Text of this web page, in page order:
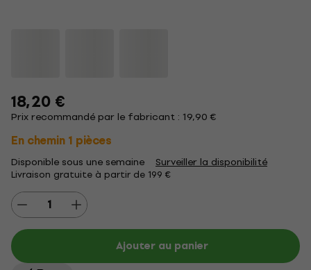
18,20 €
Prix recommandé par le fabricant : 19,90 €
En chemin 1 pièces
Disponible sous une semaine Surveiller la disponibilité
Livraison gratuite à partir de 199 €
Ajouter au panier